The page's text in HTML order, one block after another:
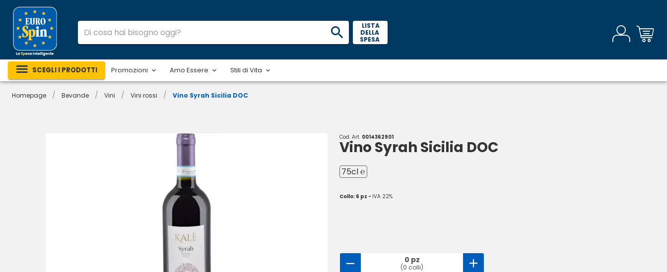
LISTA
DELLA
SPESA
SCEGLI I PRODOTTI Promozioni Amo Essere Stili di Vita
Homepage / Bevande / Vini / Vini rossi / Vino Syrah Sicilia DOC
Cod. Art. 0014362901
Vino Syrah Sicilia DOC
75cl ℮
Collo: 6 pz - IVA 22%
0 pz
(0 colli)